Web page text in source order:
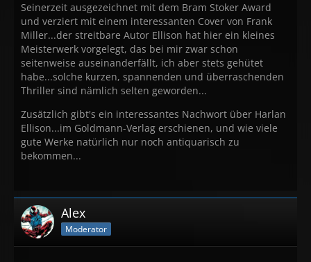
Seinerzeit ausgezeichnet mit dem Bram Stoker Award
und verziert mit einem interessanten Cover von Frank
Miller...der streitbare Autor Ellison hat hier ein kleines
Meisterwerk vorgelegt, das bei mir zwar schon
seitenweise auseinanderfällt, ich aber stets gehütet
habe...solche kurzen, spannenden und überraschenden
Thriller sind nämlich selten geworden...
Zusätzlich gibt's ein interessantes Nachwort über Harlan
Ellison...im Goldmann-Verlag erschienen, und wie viele
gute Werke natürlich nur noch antiquarisch zu
bekommen...
Alex
Moderator